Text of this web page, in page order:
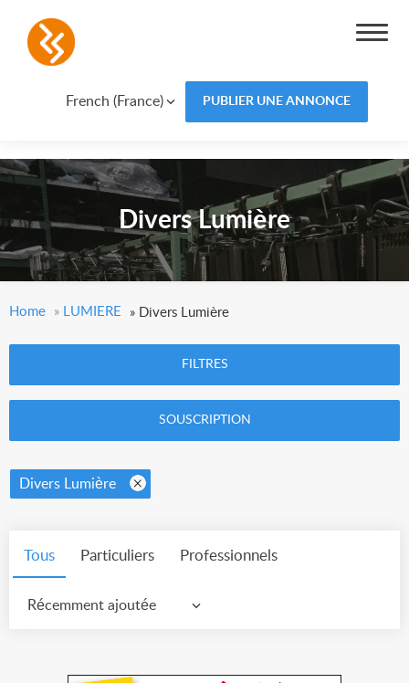
French (France) PUBLIER UNE ANNONCE
Divers Lumière
Home » LUMIERE » Divers Lumière
FILTRES
SOUSCRIPTION
Divers Lumière
Tous Particuliers Professionnels
Récemment ajoutée